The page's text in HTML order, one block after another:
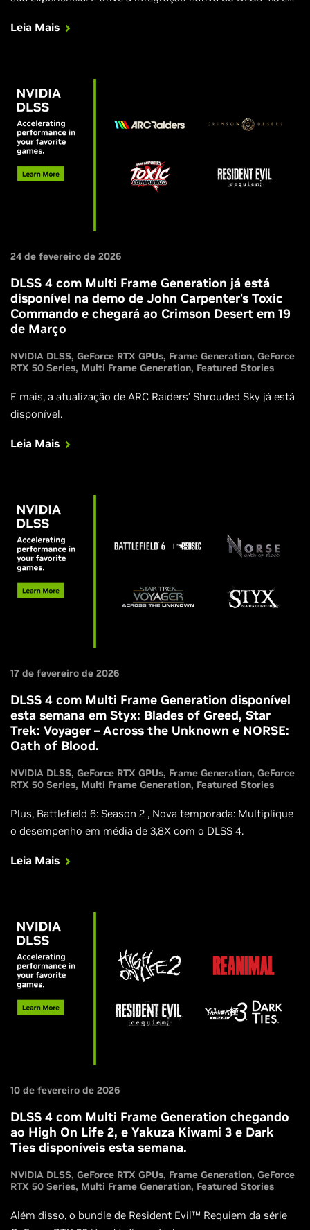
Leia Mais
24 de fevereiro de 2026
DLSS 4 com Multi Frame Generation já está
disponível na demo de John Carpenter's Toxic
Commando e chegará ao Crimson Desert em 19
de Março
NVIDIA DLSS GeForce RTX GPUs Frame Generation GeForce
RTX 50 Series Multi Frame Generation Featured Stories
E mais, a atualização de ARC Raiders’ Shrouded Sky já está
disponível.
Leia Mais
17 de fevereiro de 2026
DLSS 4 com Multi Frame Generation disponível
esta semana em Styx: Blades of Greed, Star
Trek: Voyager – Across the Unknown e NORSE:
Oath of Blood.
NVIDIA DLSS GeForce RTX GPUs Frame Generation GeForce
RTX 50 Series Multi Frame Generation Featured Stories
Plus, Battlefield 6: Season 2 , Nova temporada: Multiplique
o desempenho em média de 3,8X com o DLSS 4.
Leia Mais
10 de fevereiro de 2026
DLSS 4 com Multi Frame Generation chegando
ao High On Life 2, e Yakuza Kiwami 3 e Dark
Ties disponíveis esta semana.
NVIDIA DLSS GeForce RTX GPUs Frame Generation GeForce
RTX 50 Series Multi Frame Generation Featured Stories
Além disso, o bundle de Resident Evil™ Requiem da série